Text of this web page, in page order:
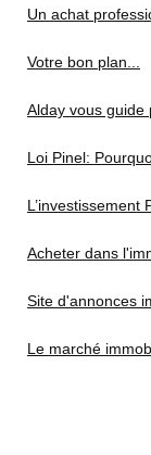
Un achat
Votre bon plan...
Alday vous guide
Loi Pinel:
L’investissement
Acheter dans
Site d'annonces
Le marché